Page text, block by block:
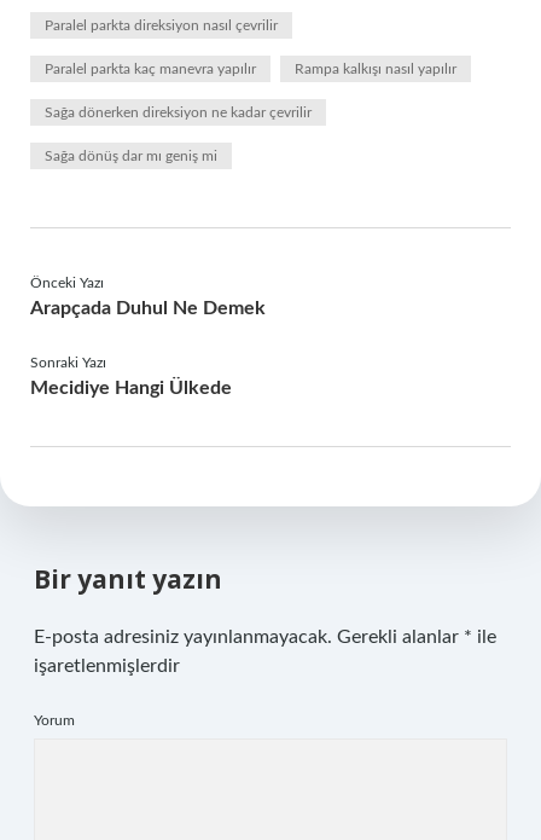
Paralel parkta direksiyon nasıl çevrilir
Paralel parkta kaç manevra yapılır Rampa kalkışı nasıl yapılır
Sağa dönerken direksiyon ne kadar çevrilir
Sağa dönüş dar mı geniş mi
Önceki Yazı
Arapçada Duhul Ne Demek
Sonraki Yazı
Mecidiye Hangi Ülkede
Bir yanıt yazın
E-posta adresiniz yayınlanmayacak. Gerekli alanlar * ile
işaretlenmişlerdir
Yorum